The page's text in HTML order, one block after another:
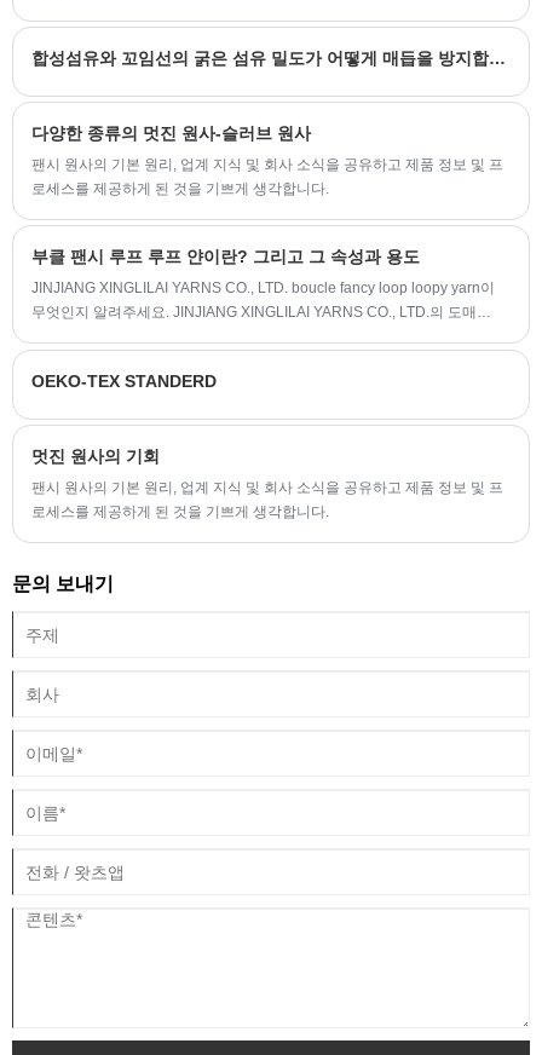
합성섬유와 꼬임선의 굵은 섬유 밀도가 어떻게 매듭을 방지합니까?
다양한 종류의 멋진 원사-슬러브 원사
팬시 원사의 기본 원리, 업계 지식 및 회사 소식을 공유하고 제품 정보 및 프
로세스를 제공하게 된 것을 기쁘게 생각합니다.
부클 팬시 루프 루프 얀이란? 그리고 그 속성과 용도
JINJIANG XINGLILAI YARNS CO., LTD. boucle fancy loop loopy yarn이
무엇인지 알려주세요. JINJIANG XINGLILAI YARNS CO., LTD.의 도매
OEKO-TEX STANDERD
멋진 원사의 기회
팬시 원사의 기본 원리, 업계 지식 및 회사 소식을 공유하고 제품 정보 및 프
로세스를 제공하게 된 것을 기쁘게 생각합니다.
문의 보내기